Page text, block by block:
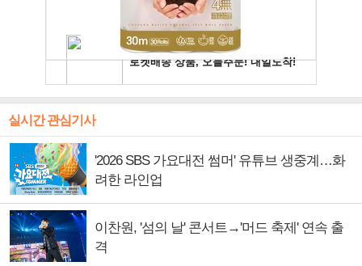
실시간 관심기사
'2026 SBS 가요대전 썸머' 유튜브 생중계…화
려한 라인업
이찬원, '섬의 날' 콘서트→'머드 축제' 연속 출
격